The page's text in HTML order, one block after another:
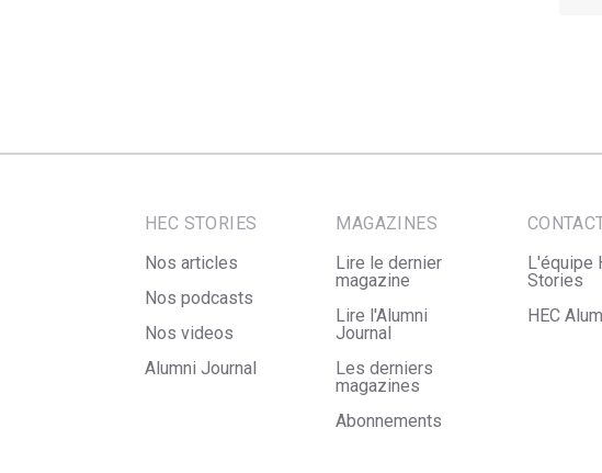
HEC STORIES
Nos articles
Nos podcasts
Nos videos
Alumni Journal
MAGAZINES
Lire le dernier
magazine
Lire l'Alumni
Journal
Les derniers
magazines
Abonnements
L'équipe
Stories
HEC